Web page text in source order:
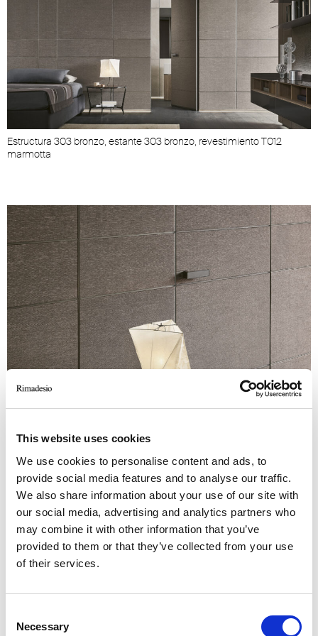
This website uses cookies
We use cookies to personalise content and ads, to
provide social media features and to analyse our traffic.
We also share information about your use of our site with
our social media, advertising and analytics partners who
may combine it with other information that you’ve
provided to them or that they’ve collected from your use
of their services.
Selection
Necessary
Estructura 303 bronzo, estante 303 bronzo, revestimiento T012
marmotta
Estructura 303 bronzo, revestimiento en tejido T012 marmotta,
estantes 303 bronzo